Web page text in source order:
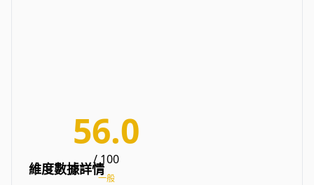
56.0
/ 100
一般
維度數據詳情